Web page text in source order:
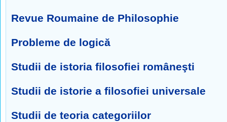
Revue Roumaine de Philosophie
Probleme de logică
Studii de istoria filosofiei româneşti
Studii de istorie a filosofiei universale
Studii de teoria categoriilor